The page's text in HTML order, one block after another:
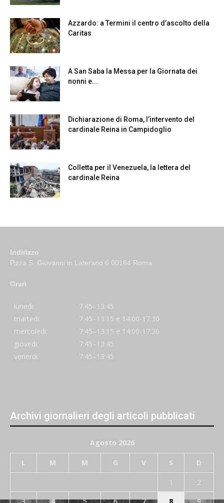
Azzardo: a Termini il centro d’ascolto della
Caritas
A San Saba la Messa per la Giornata dei
nonni e...
Dichiarazione di Roma, l’intervento del
cardinale Reina in Campidoglio
Colletta per il Venezuela, la lettera del
cardinale Reina
Indirizzo
P.zza S. Giovanni in Laterano 6 00184 Roma
Orari
lunedi:
7:45–13:45
martedi:
7:45–13:15 e 14:00-17:30
mercoledi:
7:45–13:15 e 14:00-17:30
giovedi:
7:45–13:45
venerdi:
7:45–13:45
Archivi giornalieri degli articoli pubblicati
Agosto 2026
L M M G V S D
1
2